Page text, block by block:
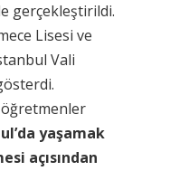
gerçekleştirildi.
Lisesi ve
Vali
öğretmenler
yaşamak
açısından